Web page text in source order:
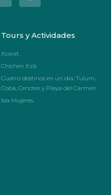
Tours y Actividades
Xcaret.
Chichen Itzá.
Cuatro destinos en un día: Tulum,
Cobá, Cenotes y Playa del Carmen.
Isla Mujeres.